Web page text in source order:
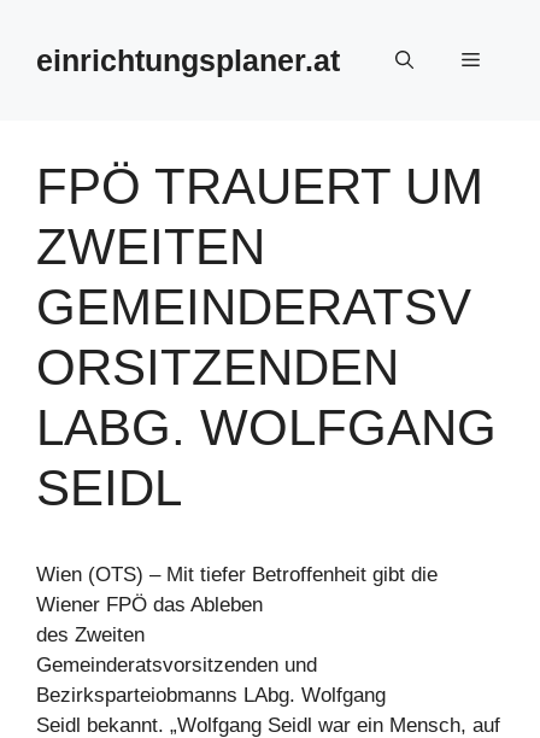
springeneinrichtungsplaner.at Menü
FPÖ TRAUERT UM
ZWEITEN
GEMEINDERATSV
ORSITZENDEN
LABG. WOLFGANG
SEIDL
Wien (OTS) – Mit tiefer Betroffenheit gibt die
Wiener FPÖ das Ableben
des Zweiten
Gemeinderatsvorsitzenden und
Bezirksparteiobmanns LAbg. Wolfgang
Seidl bekannt. „Wolfgang Seidl war ein Mensch, auf